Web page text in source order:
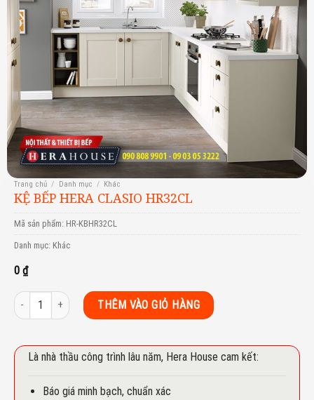
Trang chủ / Danh mục / Khác
KỆ BẾP HERA CLASIO HR32CL
Mã sản phẩm: HR-KBHR32CL
Danh mục: Khác
0 ₫
Kệ bếp Hera Clasio HR32CL số lượng
THÊM VÀO GIỎ HÀNG
Là nhà thầu công trình lâu năm, Hera House cam kết:
Báo giá minh bạch, chuẩn xác